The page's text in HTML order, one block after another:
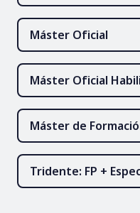
Máster Oficial
Máster Oficial
Máster de
Tridente: FP +